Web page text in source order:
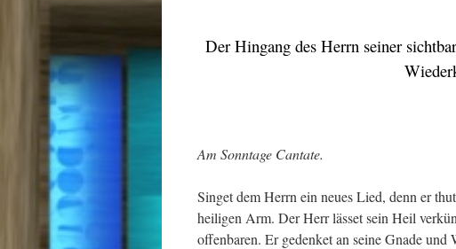
Der Hingang des Herrn seiner
Am Sonntage Cantate.
Singet dem Herrn ein neues Lied, denn er
heiligen Arm. Der Herr lässet sein Heil
offenbaren. Er gedenket an seine Gnade und